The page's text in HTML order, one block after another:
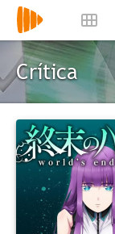
Crítica